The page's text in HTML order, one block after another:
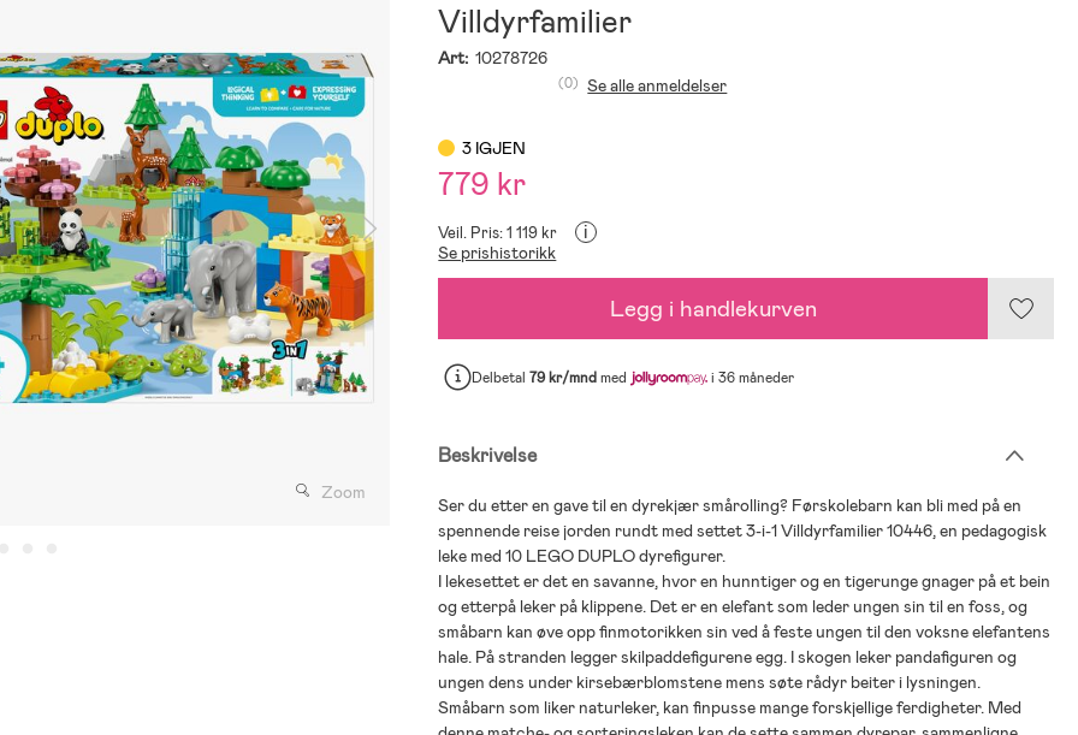
Zoom
Villdyrfamilier
Art: 10278726
(0) Se alle anmeldelser
3 IGJEN
779 kr
Veil. Pris: 1 119 kr i
Se prishistorikk
Legg i handlekurven
Delbetal79 kr/mnd med i 36 måneder
Beskrivelse
Ser du etter en gave til en dyrekjær smårolling? Førskolebarn kan bli med på en
spennende reise jorden rundt med settet 3-i-1 Villdyrfamilier 10446, en pedagogisk
leke med 10 LEGO DUPLO dyrefigurer.
I lekesettet er det en savanne, hvor en hunntiger og en tigerunge gnager på et bein
og etterpå leker på klippene. Det er en elefant som leder ungen sin til en foss, og
småbarn kan øve opp finmotorikken sin ved å feste ungen til den voksne elefantens
hale. På stranden legger skilpaddefigurene egg. I skogen leker pandafiguren og
ungen dens under kirsebærblomstene mens søte rådyr beiter i lysningen.
Småbarn som liker naturleker, kan finpusse mange forskjellige ferdigheter. Med